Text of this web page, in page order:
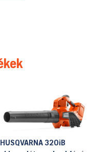
HUSQVARNA 320iB